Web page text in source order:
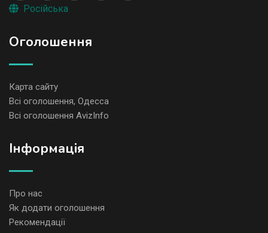
Російська
Оголошення
Карта сайту
Всі оголошення, Одесса
Всі оголошення AvizInfo
Iнформація
Про нас
Як додати оголошення
Рекомендації